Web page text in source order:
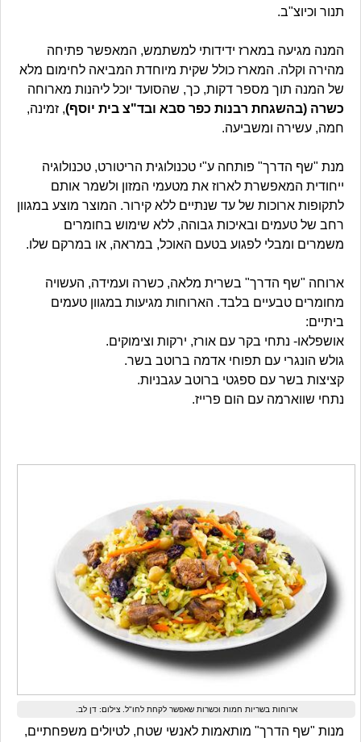
תנור וכיוצ"ב.
המנה מגיעה במארז ידידותי למשתמש, המאפשר פתיחה
מהירה וקלה. המארז כולל שקית מיוחדת המביאה לחימום מלא
של המנה תוך מספר דקות, כך, שהסועד יוכל ליהנות מארוחה
כשרה (בהשגחת רבנות כפר סבא ובד"צ בית יוסף), זמינה,
חמה, עשירה ומשביעה.
מנת "שף הדרך" פותחה ע"י טכנולוגית הריטורט, טכנולוגיה
ייחודית המאפשרת לארוז את מטעמי המזון ולשמר אותם
לתקופות ארוכות של עד שנתיים ללא קירור. המוצר מוצע במגוון
רחב של טעמים ובאיכות גבוהה, ללא שימוש בחומרים
משמרים ומבלי לפגוע בטעם האוכל, במראה, או במרקם שלו.
ארוחה "שף הדרך" בשרית מלאה, כשרה ועמידה, העשויה
מחומרים טבעיים בלבד. הארוחות מגיעות במגוון טעמים
ביתיים:
אושפלאו- נתחי בקר עם אורז, ירקות וצימוקים.
גולש הונגרי עם תפוחי אדמה ברוטב בשר.
קציצות בשר עם ספגטי ברוטב עגבניות.
נתחי שווארמה עם הום פרייז.
ארוחות בשריות חמות וכשרות שאפשר לקחת לחו"ל. צילום: דן לב.
מנות "שף הדרך" מותאמות לאנשי שטח, לטיולים משפחתיים,